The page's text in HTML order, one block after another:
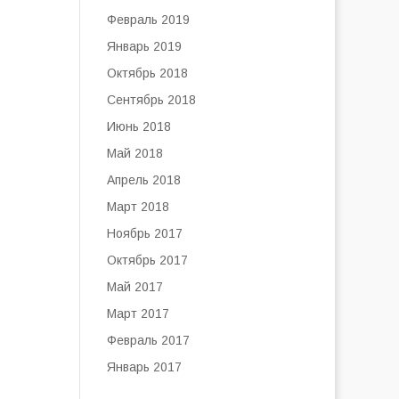
Февраль 2019
Январь 2019
Октябрь 2018
Сентябрь 2018
Июнь 2018
Май 2018
Апрель 2018
Март 2018
Ноябрь 2017
Октябрь 2017
Май 2017
Март 2017
Февраль 2017
Январь 2017